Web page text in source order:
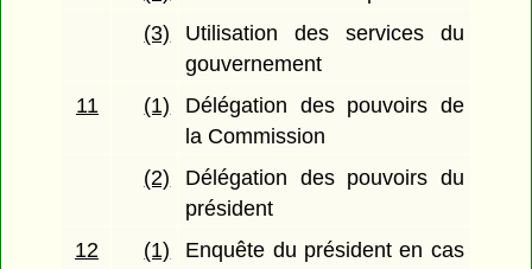
(3)
Utilisation des services du
gouvernement
11
(1)
Délégation des pouvoirs de
la Commission
(2)
Délégation des pouvoirs du
président
12
(1)
Enquête du président en cas